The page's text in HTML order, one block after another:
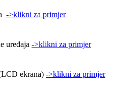
->klikni za primjer
uređaja ->klikni za primjer
ekrana) ->klikni za primjer